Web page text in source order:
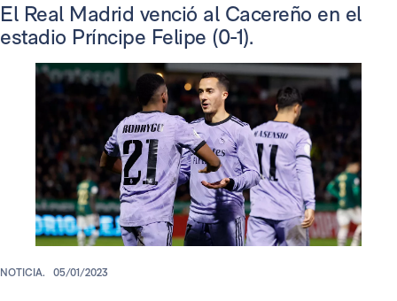
El Real Madrid venció al Cacereño en el
estadio Príncipe Felipe (0-1).
NOTICIA. 05/01/2023